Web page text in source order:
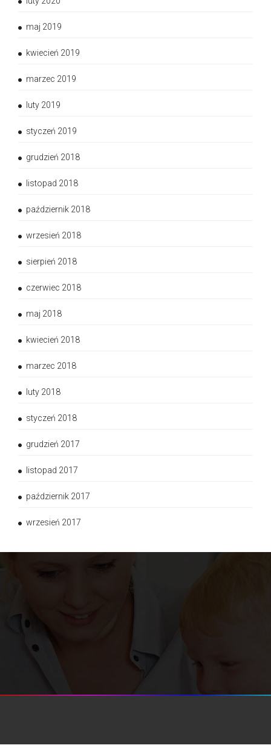
maj 2019
kwiecień 2019
marzec 2019
luty 2019
styczeń 2019
grudzień 2018
listopad 2018
październik 2018
wrzesień 2018
sierpień 2018
czerwiec 2018
maj 2018
kwiecień 2018
marzec 2018
luty 2018
styczeń 2018
grudzień 2017
listopad 2017
październik 2017
wrzesień 2017